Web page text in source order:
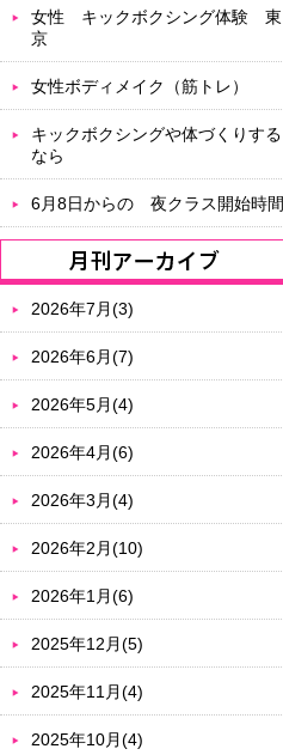
女性 キックボクシング体験 東
京
女性ボディメイク（筋トレ）
キックボクシングや体づくりする
なら
6月8日からの 夜クラス開始時間
2026年7月(3)
2026年6月(7)
2026年5月(4)
2026年4月(6)
2026年3月(4)
2026年2月(10)
2026年1月(6)
2025年12月(5)
2025年11月(4)
2025年10月(4)